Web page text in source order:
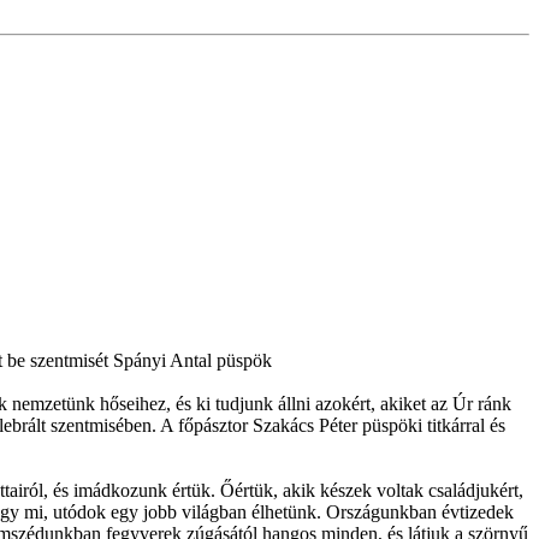
szentmisét Spányi Antal püspök
hőseihez, és ki tudjunk állni azokért, akiket az Úr ránk
szentmisében. A főpásztor Szakács Péter püspöki titkárral és
és imádkozunk értük. Őértük, akik készek voltak családjukért,
mi, utódok egy jobb világban élhetünk. Országunkban évtizedek
fegyverek zúgásától hangos minden, és látjuk a szörnyű